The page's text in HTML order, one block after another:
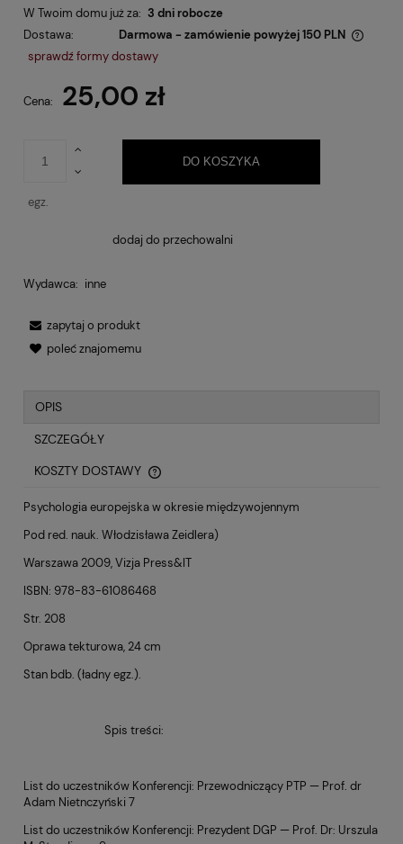
W Twoim domu już za: 3 dni robocze
Dostawa:
Darmowa - zamówienie powyżej 150 PLN
Cena nie zawiera ewentualnych kosztów płatności
sprawdź formy dostawy
Cena: 25,00 zł
egz.
DO KOSZYKA
dodaj do przechowalni
Wydawca: inne
zapytaj o produkt
poleć znajomemu
OPIS
SZCZEGÓŁY
KOSZTY DOSTAWY
CENA NIE ZAWIERA EWENTUALNYCH KOSZTÓW PŁATNOŚCI
Psychologia europejska w okresie międzywojennym
Pod red. nauk. Włodzisława Zeidlera)
Warszawa 2009, Vizja Press&IT
ISBN: 978-83-61086468
Str. 208
Oprawa tekturowa, 24 cm
Stan bdb. (ładny egz.).
Spis treści:
List do uczestników Konferencji: Przewodniczący PTP — Prof. dr
Adam Nietnczyński 7
List do uczestników Konferencji: Prezydent DGP — Prof. Dr: Urszula